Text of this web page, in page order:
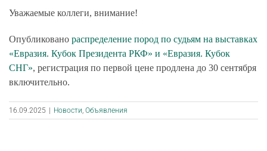
Уважаемые коллеги, внимание!
Опубликовано распределение пород по судьям на выставках
«Евразия. Кубок Президента РКФ» и «Евразия. Кубок
СНГ», регистрация по первой цене продлена до 30 сентября
включительно.
16.09.2025 | Новости, Объявления